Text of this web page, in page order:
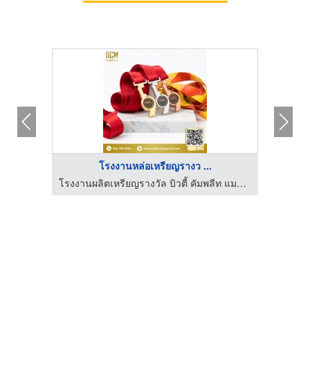
โรงงานหล่อเหรียญรางว ...
โรงงานผลิตเหรียญรางวัล บิวตี้ คัมพลีท แมนูแฟคเตอร์